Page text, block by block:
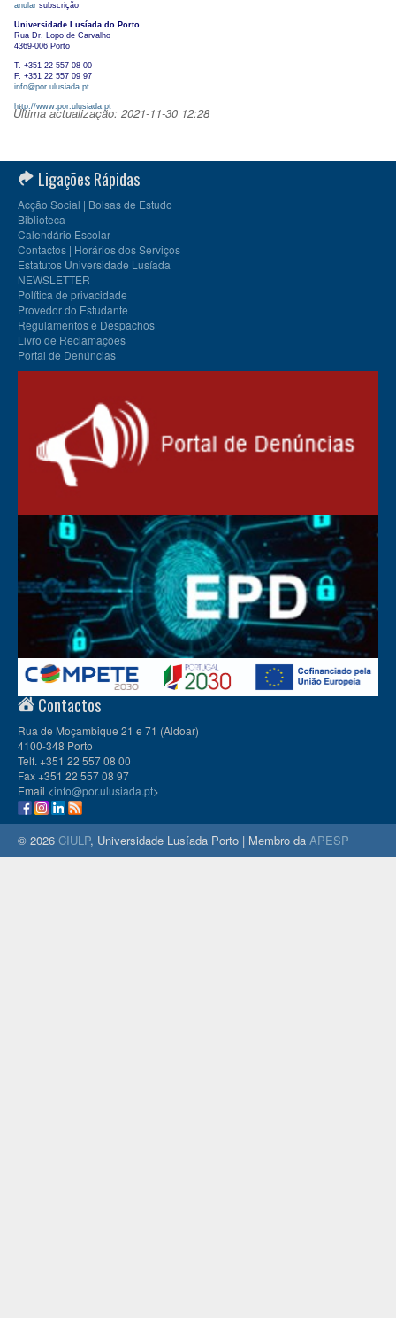
anular subscrição
Universidade Lusíada do Porto
Rua Dr. Lopo de Carvalho
4369-006 Porto
T. +351 22 557 08 00
F. +351 22 557 09 97
info@por.ulusiada.pt
http://www.por.ulusiada.pt
Última actualização: 2021-11-30 12:28
Ligações Rápidas
Acção Social | Bolsas de Estudo
Biblioteca
Calendário Escolar
Contactos | Horários dos Serviços
Estatutos Universidade Lusíada
NEWSLETTER
Política de privacidade
Provedor do Estudante
Regulamentos e Despachos
Livro de Reclamações
Portal de Denúncias
Contactos
Rua de Moçambique 21 e 71 (Aldoar)
4100-348 Porto
Telf. +351 22 557 08 00
Fax +351 22 557 08 97
Email <info@por.ulusiada.pt>
© 2026 CIULP, Universidade Lusíada Porto | Membro da APESP